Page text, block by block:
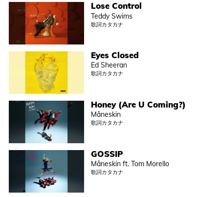
Lose Control
Teddy Swims
歌詞カタカナ
Eyes Closed
Ed Sheeran
歌詞カタカナ
Honey (Are U Coming?)
Måneskin
歌詞カタカナ
GOSSIP
Måneskin ft. Tom Morello
歌詞カタカナ